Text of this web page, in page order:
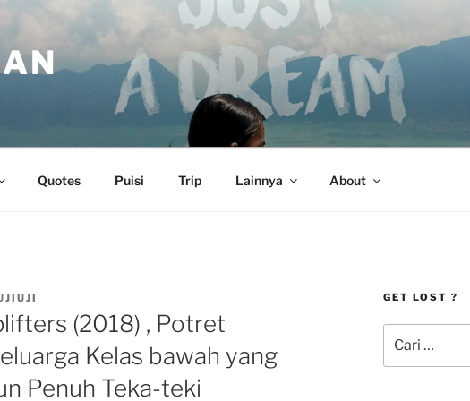
Quotes Puisi Trip Lainnya About
(2018) , Potret
Kelas bawah yang
Penuh Teka-teki
GET LOST ?
untuk: